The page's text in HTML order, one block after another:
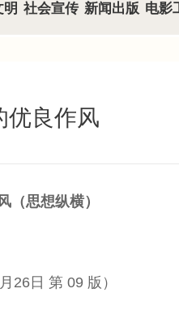
明 社会宣传 新闻出版 电影
优良作风
（思想纵横）
26日 第 09 版）